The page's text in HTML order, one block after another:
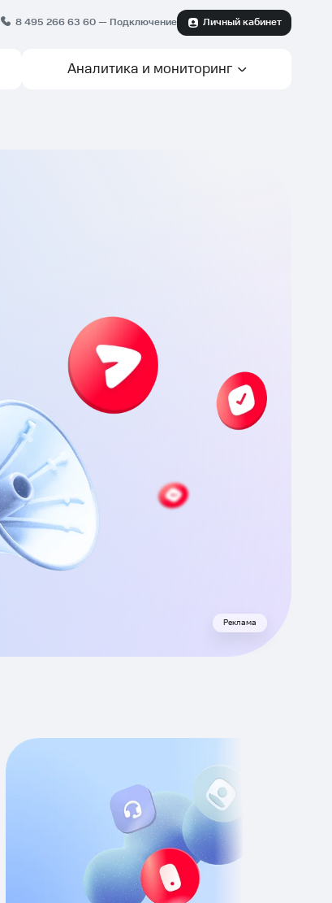
8 495 266 63 60 — Подключение Личный кабинет
Аналитика и мониторинг
Реклама